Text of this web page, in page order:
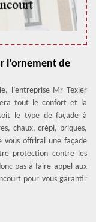
l’ornement de
l’entreprise Mr Texier
tout le confort et la
le type de façade à
chaux, crépi, briques,
vous offrirai une façade
protection contre les
pas à faire appel aux
pour vous garantir